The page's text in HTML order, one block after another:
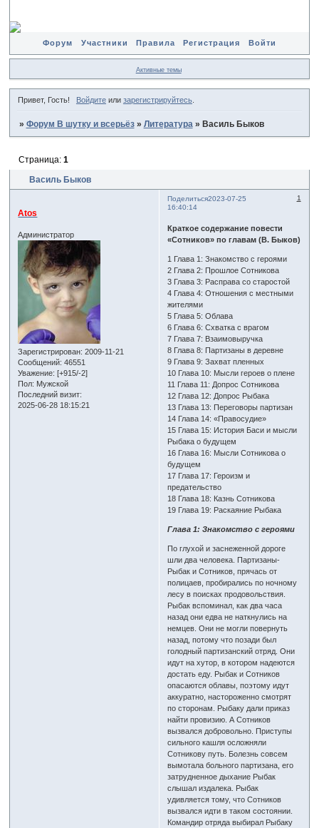
Форум Участники Правила Регистрация Войти
Активные темы
Привет, Гость! Войдитеили зарегистрируйтесь.
» Форум В шутку и всерьёз » Литература » Василь Быков
Василь Быков
Страница: 1
Поделиться 1
2023-07-25
16:40:14
Atos
Администратор
Зарегистрирован: 2009-11-21
Сообщений: 46551
Уважение: [+915/-2]
Пол: Мужской
Последний визит:
2025-06-28 18:15:21
Краткое содержание повести
«Сотников» по главам (В. Быков)
1 Глава 1: Знакомство с героями
2 Глава 2: Прошлое Сотникова
3 Глава 3: Расправа со старостой
4 Глава 4: Отношения с местными
жителями
5 Глава 5: Облава
6 Глава 6: Схватка с врагом
7 Глава 7: Взаимовыручка
8 Глава 8: Партизаны в деревне
9 Глава 9: Захват пленных
10 Глава 10: Мысли героев о плене
11 Глава 11: Допрос Сотникова
12 Глава 12: Допрос Рыбака
13 Глава 13: Переговоры партизан
14 Глава 14: «Правосудие»
15 Глава 15: История Баси и мысли
Рыбака о будущем
16 Глава 16: Мысли Сотникова о
будущем
17 Глава 17: Героизм и
предательство
18 Глава 18: Казнь Сотникова
19 Глава 19: Раскаяние Рыбака
Глава 1: Знакомство с героями
По глухой и заснеженной дороге
шли два человека. Партизаны-
Рыбак и Сотников, прячась от
полицаев, пробирались по ночному
лесу в поисках продовольствия.
Рыбак вспоминал, как два часа
назад они едва не наткнулись на
немцев. Они не могли повернуть
назад, потому что позади был
голодный партизанский отряд. Они
идут на хутор, в котором надеются
достать еду. Рыбак и Сотников
опасаются облавы, поэтому идут
аккуратно, настороженно смотрят
по сторонам. Рыбаку дали приказ
найти провизию. А Сотников
вызвался добровольно. Приступы
сильного кашля осложняли
Сотникову путь. Болезнь совсем
вымотала больного партизана, его
затрудненное дыхание Рыбак
слышал издалека. Рыбак
удивляется тому, что Сотников
вызвался идти в таком состоянии.
Командир отряда выбирал Рыбаку